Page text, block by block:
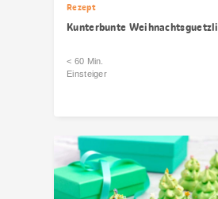
Rezept
Kunterbunte Weihnachtsguetzli
< 60 Min.
Einsteiger